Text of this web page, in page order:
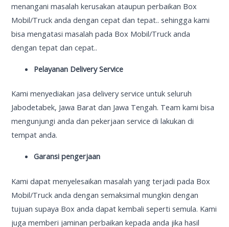
menangani masalah kerusakan ataupun perbaikan Box
Mobil/Truck anda dengan cepat dan tepat.. sehingga kami
bisa mengatasi masalah pada Box Mobil/Truck anda
dengan tepat dan cepat..
Pelayanan Delivery Service
Kami menyediakan jasa delivery service untuk seluruh
Jabodetabek, Jawa Barat dan Jawa Tengah. Team kami bisa
mengunjungi anda dan pekerjaan service di lakukan di
tempat anda.
Garansi pengerjaan
Kami dapat menyelesaikan masalah yang terjadi pada Box
Mobil/Truck anda dengan semaksimal mungkin dengan
tujuan supaya Box anda dapat kembali seperti semula. Kami
juga memberi jaminan perbaikan kepada anda jika hasil